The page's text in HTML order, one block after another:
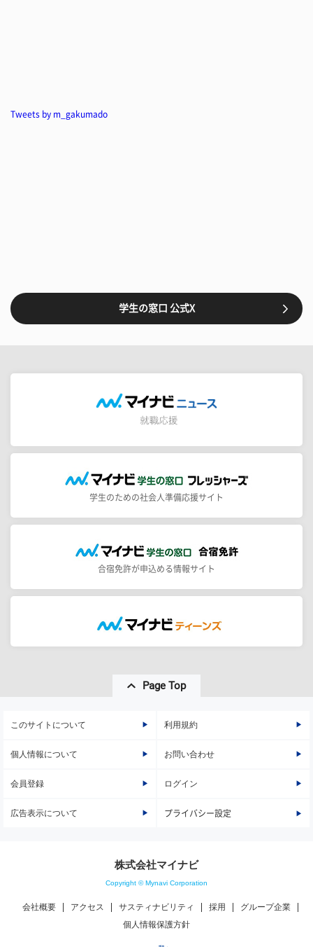
Tweets by m_gakumado
学生の窓口 公式X
学生のための社会人準備応援サイト
合宿免許が申込める情報サイト
Page Top
このサイトについて 利用規約
個人情報について お問い合わせ
会員登録 ログイン
広告表示について プライバシー設定
株式会社マイナビ
Copyright © Mynavi Corporation
会社概要 アクセス サスティナビリティ 採用
グループ企業
個人情報保護方針